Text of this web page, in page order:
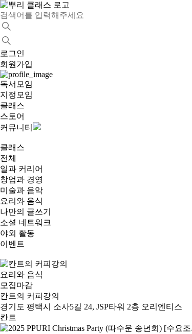
로그인
회원가입
독서모임
지정모임
클래스
스토어
커뮤니티
클래스
전체
일과 커리어
창업과 경영
미술과 음악
요리와 음식
나만의 글쓰기
소셜 네트워크
야외 활동
이벤트
요리와 음식
모집마감
칸트의 커피강의
경기도 평택시 소사5길 24, JSP타워 2층 오리엔티스
칸트